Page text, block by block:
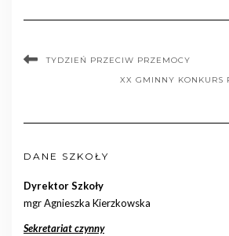
TYDZIEŃ PRZECIW PRZEMOCY
XX GMINNY KONKURS
DANE SZKOŁY
Dyrektor Szkoły
mgr Agnieszka Kierzkowska
Sekretariat czynny